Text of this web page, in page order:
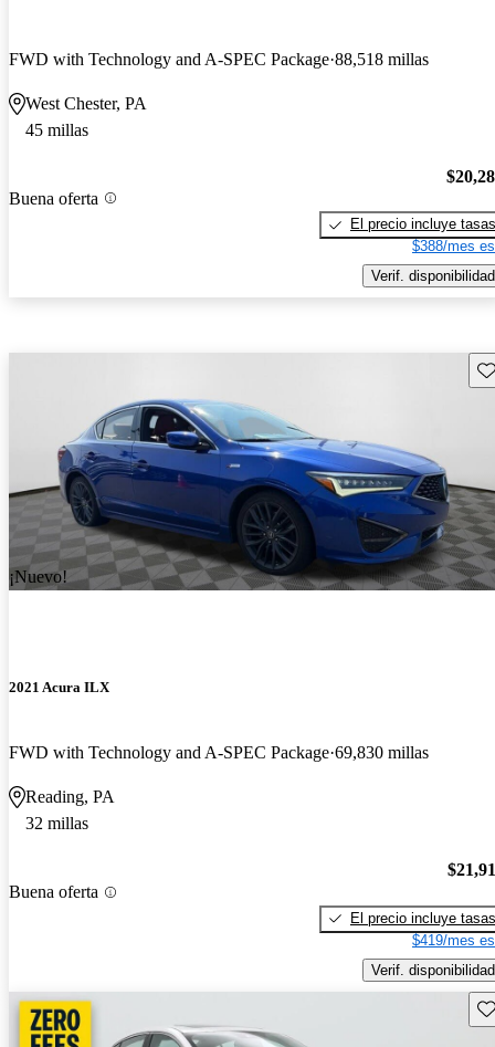
FWD with Technology and A-SPEC Package 88,518 millas
West Chester, PA
45 millas
Buena oferta
El precio incluye tasas
$388/mes
Verif. disponibilidad
¡Nuevo!
2021 Acura ILX
FWD with Technology and A-SPEC Package 69,830 millas
Reading, PA
32 millas
Buena oferta
El precio incluye tasas
$419/mes
Verif. disponibilidad